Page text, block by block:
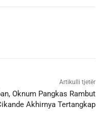
Artikulli tjetër
Oknum Pangkas Rambut
Akhirnya Tertangkap